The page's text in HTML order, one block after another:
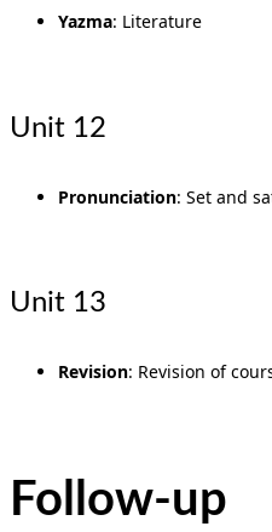
Yazma: Literature
Unit 12
Pronunciation: Set and
Unit 13
Revision: Revision of
Follow-up